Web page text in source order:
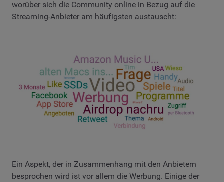
worüber sich die Community online in Bezug auf die
Streaming-Anbieter am häufigsten austauscht:
Ein Aspekt, der in Zusammenhang mit den Anbietern
besprochen wird ist vor allem die Werbung. Einige der